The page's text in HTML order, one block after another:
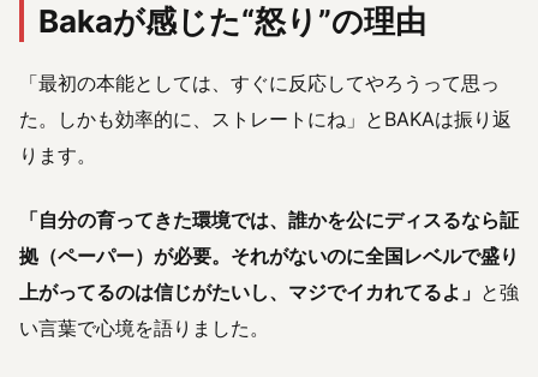
Bakaが感じた“怒り”の理由
「最初の本能としては、すぐに反応してやろうって思っ
た。しかも効率的に、ストレートにね」とBAKAは振り返
ります。
「自分の育ってきた環境では、誰かを公にディスるなら証
拠（ペーパー）が必要。それがないのに全国レベルで盛り
上がってるのは信じがたいし、マジでイカれてるよ」 と強
い言葉で心境を語りました。